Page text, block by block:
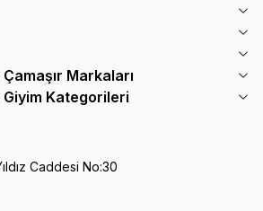
Markaları
Kategorileri
Caddesi No:30